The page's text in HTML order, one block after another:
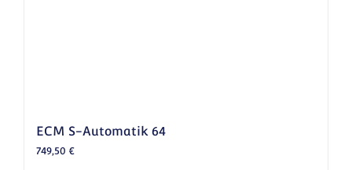
ECM S-Automatik 64
749,50 €